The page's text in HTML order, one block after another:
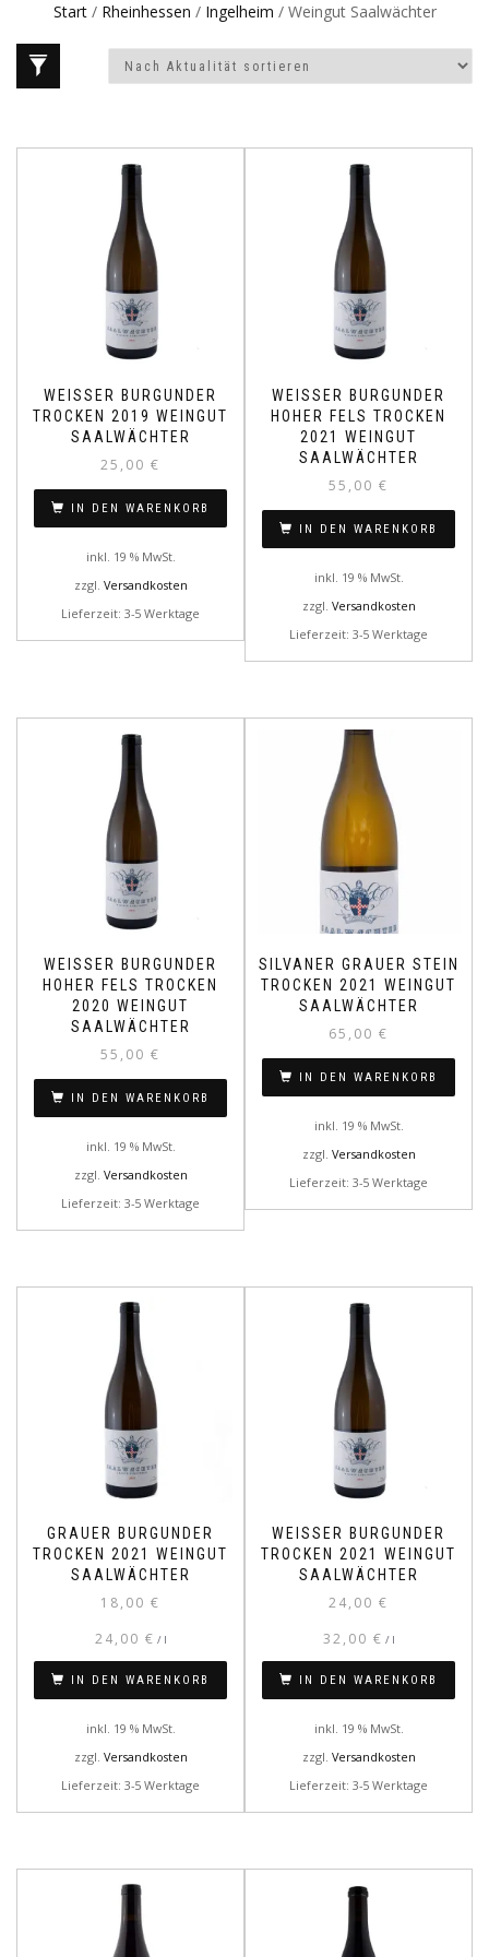
Start/ Rheinhessen / Ingelheim / Weingut Saalwächter
WEISSER BURGUNDER T
ROCKEN 2019 WEINGUT S
AALWÄCHTER
25,00 €
IN DEN WARENKORB
inkl. 19 % MwSt.
zzgl. Versandkosten
Lieferzeit: 3-5 Werktage
WEISSER BURGUNDER
HOHER FELS TROCKEN
2021 WEINGUT
SAALWÄCHTER
55,00 €
IN DEN WARENKORB
inkl. 19 % MwSt.
zzgl. Versandkosten
Lieferzeit: 3-5 Werktage
WEISSER BURGUNDER
HOHER FELS TROCKEN
2020 WEINGUT
SAALWÄCHTER
55,00 €
IN DEN WARENKORB
inkl. 19 % MwSt.
zzgl. Versandkosten
Lieferzeit: 3-5 Werktage
SILVANER GRAUER STEIN
TROCKEN 2021 WEINGUT
SAALWÄCHTER
65,00 €
IN DEN WARENKORB
inkl. 19 % MwSt.
zzgl. Versandkosten
Lieferzeit: 3-5 Werktage
GRAUER BURGUNDER
TROCKEN 2021 WEINGUT
SAALWÄCHTER
18,00 €
24,00 € / l
IN DEN WARENKORB
inkl. 19 % MwSt.
zzgl. Versandkosten
Lieferzeit: 3-5 Werktage
WEISSER BURGUNDER
TROCKEN 2021 WEINGUT
SAALWÄCHTER
24,00 €
32,00 € / l
IN DEN WARENKORB
inkl. 19 % MwSt.
zzgl. Versandkosten
Lieferzeit: 3-5 Werktage